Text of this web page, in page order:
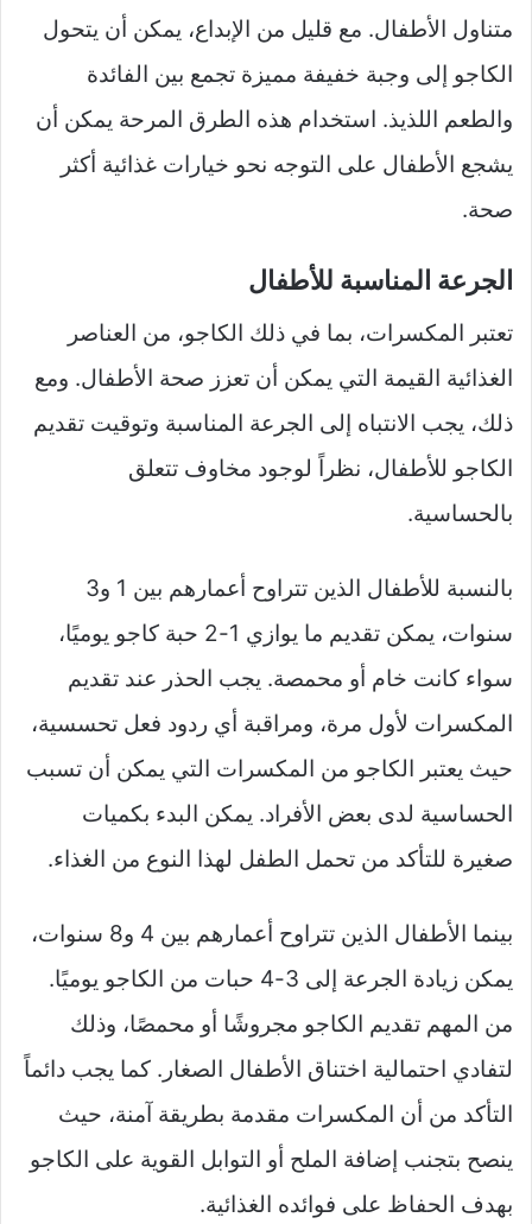
متناول الأطفال. مع قليل من الإبداع، يمكن أن يتحول
الكاجو إلى وجبة خفيفة مميزة تجمع بين الفائدة
والطعم اللذيذ. استخدام هذه الطرق المرحة يمكن أن
يشجع الأطفال على التوجه نحو خيارات غذائية أكثر
صحة.
الجرعة المناسبة للأطفال
تعتبر المكسرات، بما في ذلك الكاجو، من العناصر
الغذائية القيمة التي يمكن أن تعزز صحة الأطفال. ومع
ذلك، يجب الانتباه إلى الجرعة المناسبة وتوقيت تقديم
الكاجو للأطفال، نظراً لوجود مخاوف تتعلق
بالحساسية.
بالنسبة للأطفال الذين تتراوح أعمارهم بين 1 و3
سنوات، يمكن تقديم ما يوازي 1-2 حبة كاجو يوميًا،
سواء كانت خام أو محمصة. يجب الحذر عند تقديم
المكسرات لأول مرة، ومراقبة أي ردود فعل تحسسية،
حيث يعتبر الكاجو من المكسرات التي يمكن أن تسبب
الحساسية لدى بعض الأفراد. يمكن البدء بكميات
صغيرة للتأكد من تحمل الطفل لهذا النوع من الغذاء.
بينما الأطفال الذين تتراوح أعمارهم بين 4 و8 سنوات،
يمكن زيادة الجرعة إلى 3-4 حبات من الكاجو يوميًا.
من المهم تقديم الكاجو مجروشًا أو محمصًا، وذلك
لتفادي احتمالية اختناق الأطفال الصغار. كما يجب دائماً
التأكد من أن المكسرات مقدمة بطريقة آمنة، حيث
ينصح بتجنب إضافة الملح أو التوابل القوية على الكاجو
بهدف الحفاظ على فوائده الغذائية.